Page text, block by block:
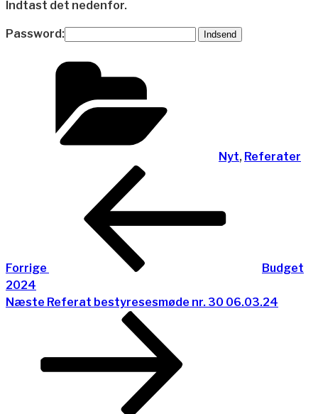
Indtast det nedenfor.
Password:
Nyt, Referater
Indlægsnavigation
Forrige
Budget
2024
Næste
Næste Referat bestyresesmøde nr. 30 06.03.24